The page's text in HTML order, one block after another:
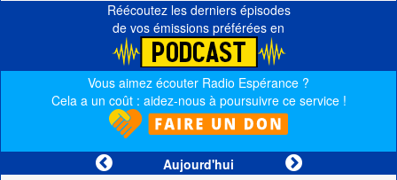
Réécoutez les derniers épisodes
de vos émissions préférées en
Vous aimez écouter Radio Espérance ?
Cela a un coût : aidez-nous à poursuivre ce service !
Aujourd'hui